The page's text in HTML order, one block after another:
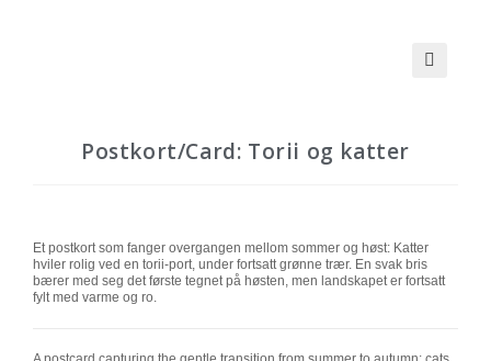
Postkort/Card: Torii og katter
Et postkort som fanger overgangen mellom sommer og høst: Katter
hviler rolig ved en torii-port, under fortsatt grønne trær. En svak bris
bærer med seg det første tegnet på høsten, men landskapet er fortsatt
fylt med varme og ro.